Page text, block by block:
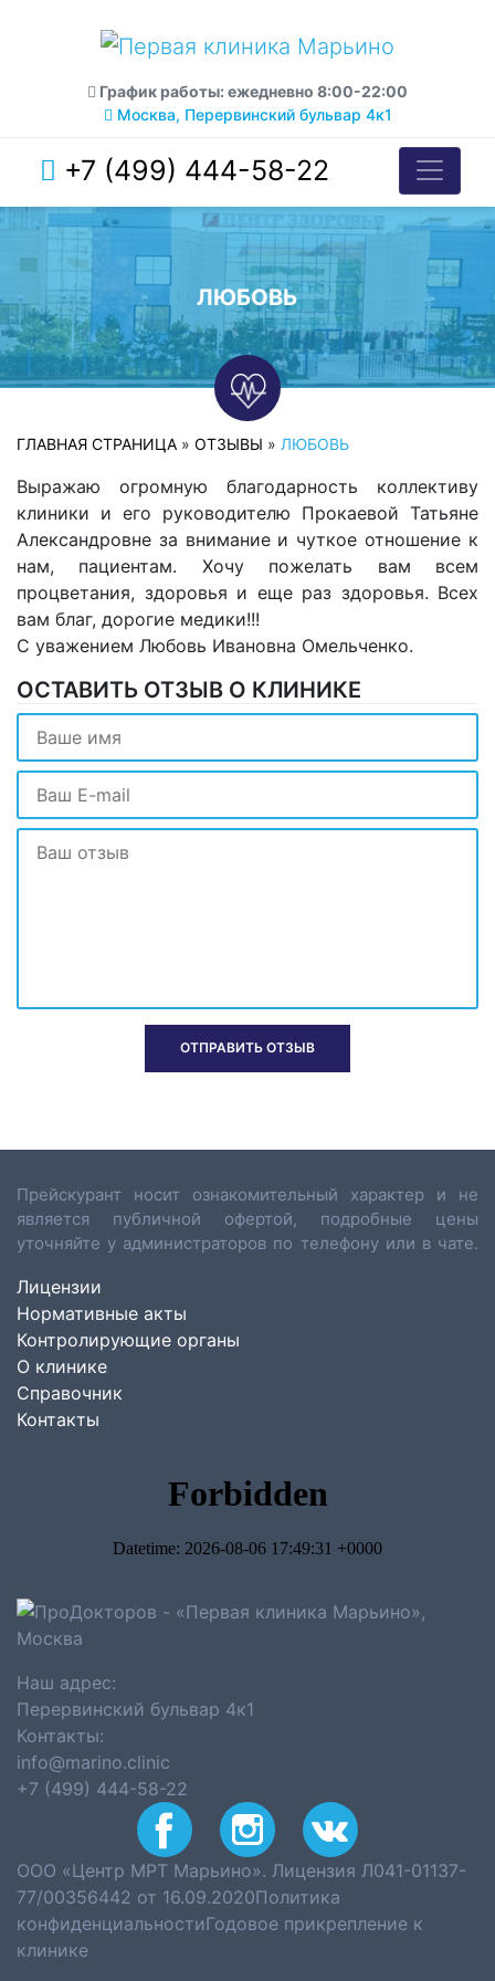
График работы: ежедневно 8:00-22:00
Москва, Перервинский бульвар 4к1
+7 (499) 444-58-22
ЛЮБОВЬ
ГЛАВНАЯ СТРАНИЦА » ОТЗЫВЫ » ЛЮБОВЬ
Выражаю огромную благодарность коллективу
клиники и его руководителю Прокаевой Татьяне
Александровне за внимание и чуткое отношение к
нам, пациентам. Хочу пожелать вам всем
процветания, здоровья и еще раз здоровья. Всех
вам благ, дорогие медики!!!
С уважением Любовь Ивановна Омельченко.
ОСТАВИТЬ ОТЗЫВ О КЛИНИКЕ
Прейскурант носит ознакомительный характер и не
является публичной офертой, подробные цены
уточняйте у администраторов по телефону или в чате.
Лицензии
Нормативные акты
Контролирующие органы
О клинике
Справочник
Контакты
Наш адрес:
Перервинский бульвар 4к1
Контакты:
info@marino.clinic
+7 (499) 444-58-22
ООО «Центр МРТ Марьино». Лицензия Л041-01137-
77/00356442 от 16.09.2020Политика
конфиденциальностиГодовое прикрепление к
клинике